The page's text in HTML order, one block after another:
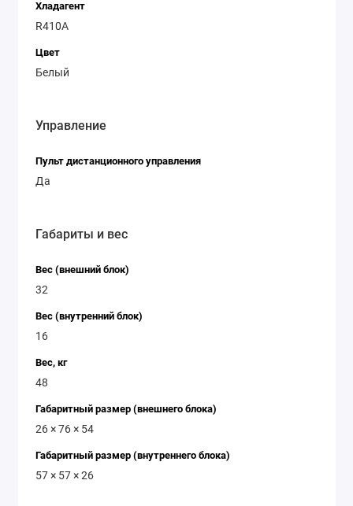
Хладагент
R410A
Цвет
Белый
Управление
Пульт дистанционного управления
Да
Габариты и вес
Вес (внешний блок)
32
Вес (внутренний блок)
16
Вес, кг
48
Габаритный размер (внешнего блока)
26 × 76 × 54
Габаритный размер (внутреннего блока)
57 × 57 × 26